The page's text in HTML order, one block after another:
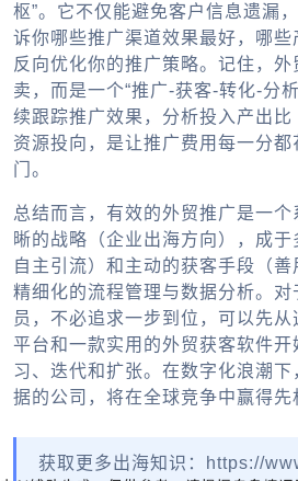
枢”。它不仅能避免客户信息遗漏
诉你哪些推广渠道效果最好，哪些
反向优化你的推广策略。记住， 外
卖，而是一个“推广-获客-转化-分
续跟踪推广效果，分析投入产出
资源投向，是让推广费用每一分
门。
总结而言，有效的外贸推广是一个
晰的战略（企业出海方向），成于
自主引流）和主动的获客手段（善
精细化的流程管理与数据分析。对
员，不必追求一步到位，可以先从
平台和一款实用的外贸获客软件开
习、迭代和扩张。在数字化浪潮
据的公司，将在全球竞争中赢得先
获取更多出海知识：https://